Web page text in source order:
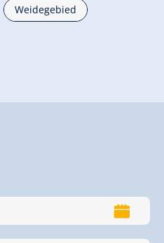
Weidegebied